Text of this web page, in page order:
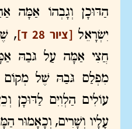
הַדּוּכָן וְגָבְהוֹ אַמָּה
יִשְׂרָאֵל [ציור 28 ד]
,
חֲצִי אַמָּה עַל גֹּבַהּ
מִפְלַס גֹּבַהּ שֶׁל מְקוֹם
עוֹלִים הַלְוִיִּם לַדּוּכָן
עָלָיו וְשָׁרִים, וְכָאָמוּר